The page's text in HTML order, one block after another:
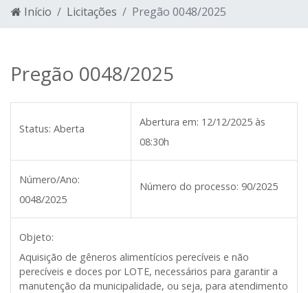
Início Licitações Pregão 0048/2025
Pregão 0048/2025
Status: Aberta
Abertura em: 12/12/2025 às
08:30h
Número/Ano:
0048/2025
Número do processo: 90/2025
Objeto:
Aquisição de gêneros alimentícios perecíveis e não
perecíveis e doces por LOTE, necessários para garantir a
manutenção da municipalidade, ou seja, para atendimento